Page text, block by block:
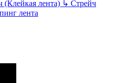
(Клейкая лента) ↳ Стрейч
лента